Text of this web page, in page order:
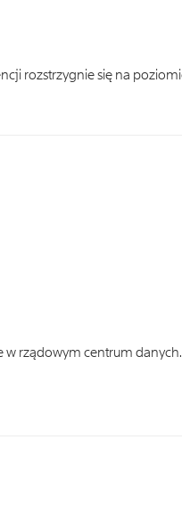
rozstrzygnie się na
w rządowym centrum danych.